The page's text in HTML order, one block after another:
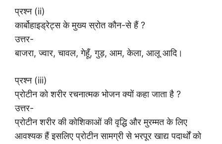
प्रश्न (ii)
कार्बोहाइड्रेट्स के मुख्य स्रोत कौन-से हैं ?
उत्तर-
बाजरा, ज्वार, चावल, गेहूँ, गुड़, आम, केला, आलू आदि।
प्रश्न (iii)
प्रोटीन को शरीर रचनात्मक भोजन क्यों कहा जाता है ?
उत्तर-
प्रोटीन शरीर की कोशिकाओं की वृद्धि और मुरम्मत के लिए
आवश्यक हैं इसलिए प्रोटीन सामग्री से भरपूर खाद्य पदार्थों को